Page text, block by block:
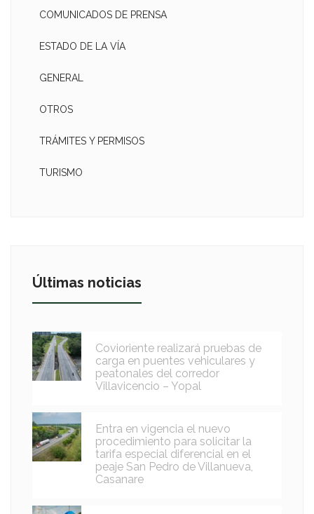
COMUNICADOS DE PRENSA
ESTADO DE LA VÍA
GENERAL
OTROS
TRÁMITES Y PERMISOS
TURISMO
Últimas noticias
Covioriente realizará pruebas de
carga en puentes vehiculares y
peatonales del corredor
Villavicencio – Yopal
Entra en vigencia el nuevo
procedimiento para solicitar la
tarifa especial diferencial en el
peaje San Pedro de Villanueva,
Casanare